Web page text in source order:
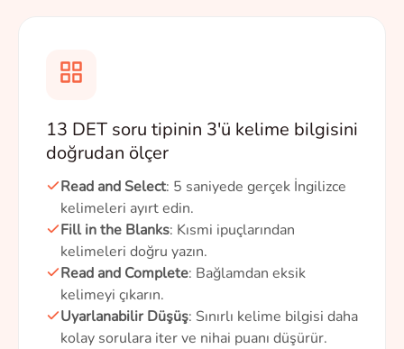
13 DET soru tipinin 3'ü kelime bilgisini
doğrudan ölçer
Read and Select: 5 saniyede gerçek İngilizce
kelimeleri ayırt edin.
Fill in the Blanks: Kısmi ipuçlarından
kelimeleri doğru yazın.
Read and Complete: Bağlamdan eksik
kelimeyi çıkarın.
Uyarlanabilir Düşüş: Sınırlı kelime bilgisi daha
kolay sorulara iter ve nihai puanı düşürür.